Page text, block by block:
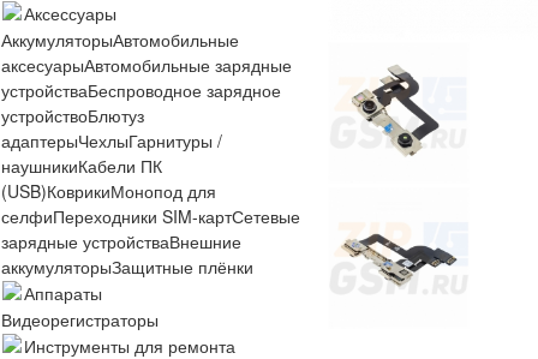
Аксессуары
АккумуляторыАвтомобильные
аксесуарыАвтомобильные зарядные
устройстваБеспроводное зарядное
устройствоБлютуз
адаптерыЧехлыГарнитуры /
наушникиКабели ПК
(USB)КоврикиМонопод для
селфиПереходники SIM-картСетевые
зарядные устройстваВнешние
аккумуляторыЗащитные плёнки
Аппараты
Видеорегистраторы
Инструменты для ремонта